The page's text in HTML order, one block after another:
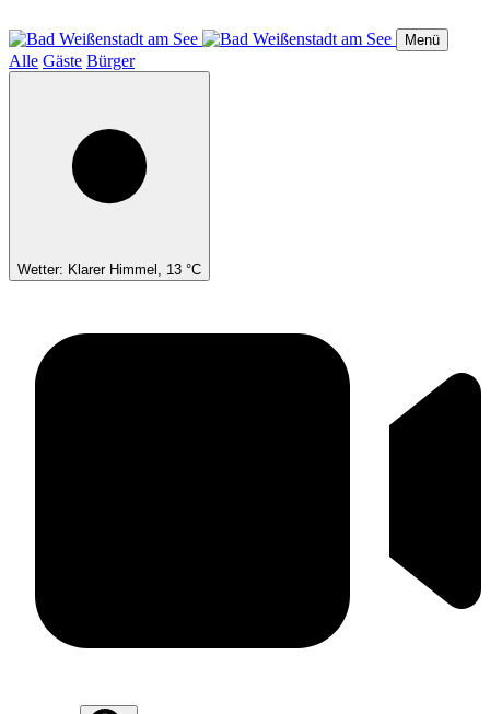
zum
Inhalt
Menü
Alle Gäste Bürger
Wetter: Klarer Himmel, 13 °C